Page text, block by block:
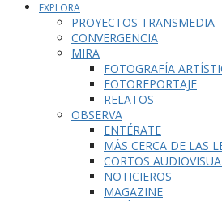
EXPLORA
PROYECTOS TRANSMEDIA
CONVERGENCIA
MIRA
FOTOGRAFÍA
FOTOREPORTAJE
RELATOS
OBSERVA
ENTÉRATE
MÁS CERCA DE LAS
CORTOS
NOTICIEROS
MAGAZINE